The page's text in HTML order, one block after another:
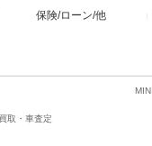
保険/ローン/他
取・車査定